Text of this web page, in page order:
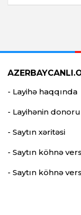
- Layihə haqqında
- Layihənin donoru
- Saytın xəritəsi
- Saytın köhnə
- Saytın köhnə